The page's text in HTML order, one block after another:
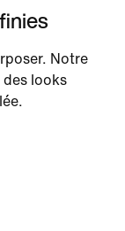
Notre
looks